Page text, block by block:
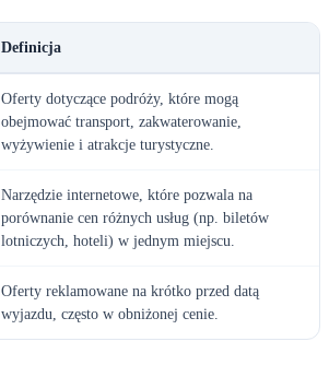
Definicja
Oferty dotyczące podróży, które mogą
obejmować transport, zakwaterowanie,
wyżywienie i atrakcje turystyczne.
Narzędzie internetowe, które pozwala na
porównanie cen różnych usług (np. biletów
lotniczych, hoteli) w jednym miejscu.
Oferty reklamowane na krótko przed datą
wyjazdu, często w obniżonej cenie.